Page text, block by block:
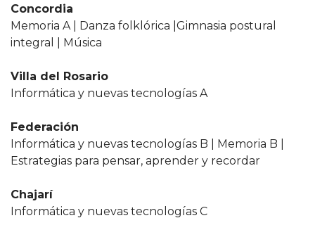
Concordia
Memoria A | Danza folklórica |Gimnasia postural
integral | Música
Villa del Rosario
Informática y nuevas tecnologías A
Federación
Informática y nuevas tecnologías B | Memoria B |
Estrategias para pensar, aprender y recordar
Chajarí
Informática y nuevas tecnologías C